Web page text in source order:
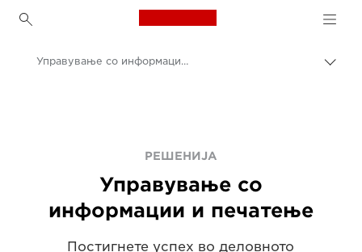
Canon Logo, back to
Управување со информации, печатење и документи
РЕШЕНИЈА
Управување со
информации и печатење
Постигнете успех во деловното